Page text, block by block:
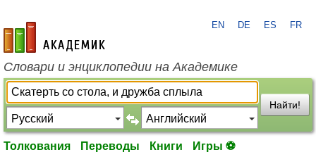
academic.ru
EN DE ES FR
Словари и энциклопедии на Академике
Найти!
Толкования Переводы Книги Игры ⚽